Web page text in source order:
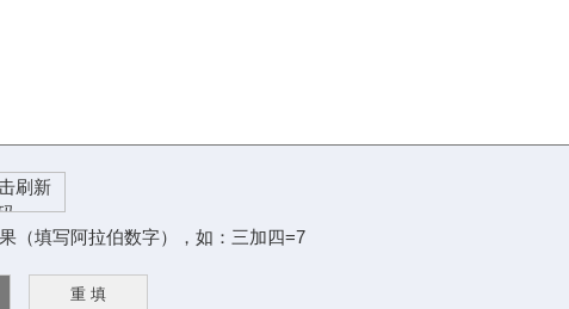
（填写阿拉伯数字），如：三加四=7